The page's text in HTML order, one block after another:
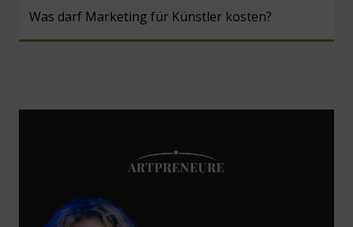
Was darf Marketing für Künstler kosten?